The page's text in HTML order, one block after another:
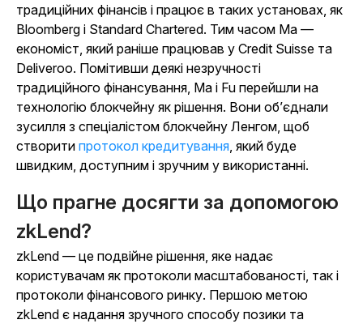
традиційних фінансів і працює в таких установах, як
Bloomberg і Standard Chartered. Тим часом Ма —
економіст, який раніше працював у Credit Suisse та
Deliveroo. Помітивши деякі незручності
традиційного фінансування, Ma і Fu перейшли на
технологію блокчейну як рішення. Вони об’єднали
зусилля з спеціалістом блокчейну Ленгом, щоб
створити протокол кредитування, який буде
швидким, доступним і зручним у використанні.
Що прагне досягти за допомогою
zkLend?
zkLend — це подвійне рішення, яке надає
користувачам як протоколи масштабованості, так і
протоколи фінансового ринку. Першою метою
zkLend є надання зручного способу позики та